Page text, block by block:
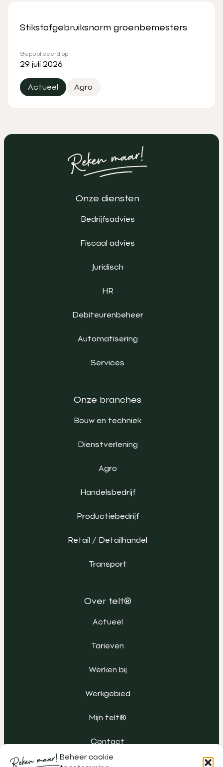
Beheer cookie
Stikstofgebruiksnorm groenbemesters
Gepubliceerd op
29 juli 2026
Actueel Agro
Onze diensten
Bedrijfsadvies
Fiscaal advies
Juridisch
HR
Debiteurenbeheer
Automatisering
Services
Onze branches
Bouw en techniek
Dienstverlening
Agro
Handelsbedrijf
Productiebedrijf
Retail / Detailhandel
Transport
Over telt®
Actueel
Tarieven
Werken bij
Werkgebied
Mijn telt®
Contact